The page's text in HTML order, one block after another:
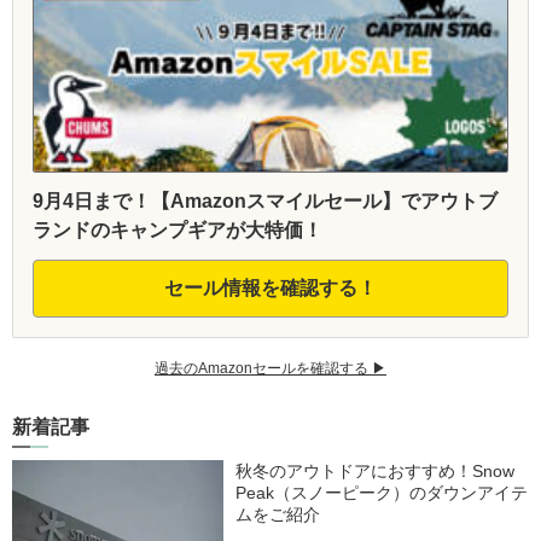
9月4日まで！【Amazonスマイルセール】でアウトブ
ランドのキャンプギアが大特価！
セール情報を確認する！
過去のAmazonセールを確認する ▶︎
新着記事
秋冬のアウトドアにおすすめ！Snow
Peak（スノーピーク）のダウンアイテ
ムをご紹介